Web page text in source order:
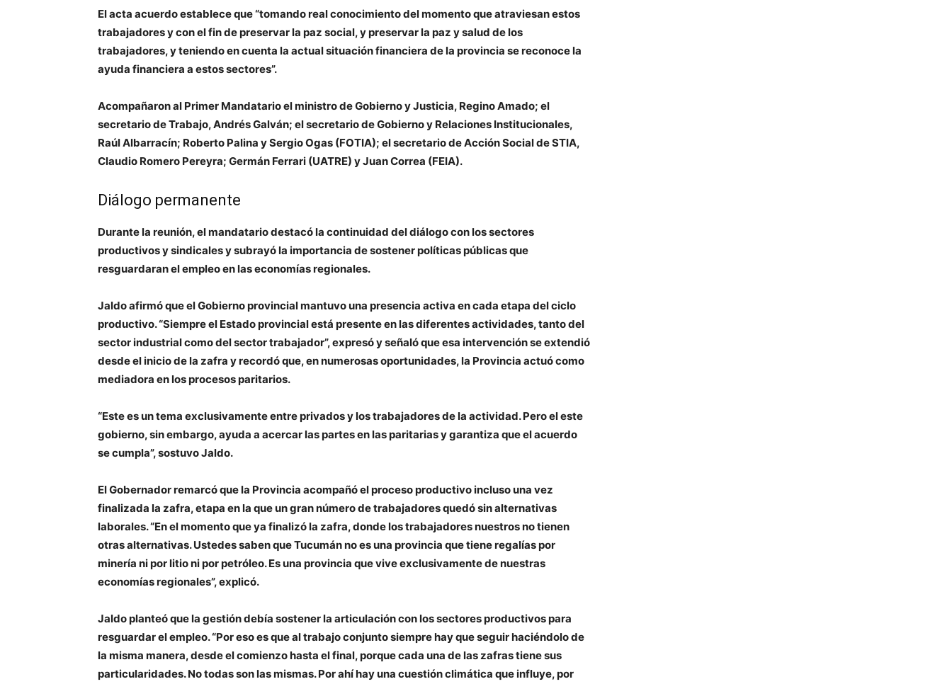
El acta acuerdo establece que“tomando real conocimiento del momento que atraviesan estos
trabajadores y con el fin de preservar la paz social, y preservar la paz y salud de los
trabajadores, y teniendo en cuenta la actual situación financiera de la provincia se reconoce la
ayuda financiera a estos sectores”.
Acompañaron al Primer Mandatario el ministro de Gobierno y Justicia, Regino Amado; el
secretario de Trabajo,Andrés Galván; el secretario de Gobierno y Relaciones Institucionales,
Raúl Albarracín; Roberto Palina ySergio Ogas (FOTIA); el secretario de Acción Social de STIA,
Claudio Romero Pereyra; Germán Ferrari (UATRE) yJuan Correa (FEIA).
Diálogo permanente
Durante la reunión, el mandatario destacó la continuidad del diálogo con los sectores
productivos y sindicales y subrayó la importancia de sostener políticas públicas que
resguardaran el empleo en las economías regionales.
Jaldo afirmó que el Gobierno provincial mantuvo una presencia activa en cada etapa del ciclo
productivo. “Siempre el Estado provincial está presente en las diferentes actividades, tanto del
sector industrial como del sector trabajador”, expresó y señaló que esa intervención se extendió
desde el inicio de la zafra y recordó que, en numerosas oportunidades, la Provincia actuó como
mediadora en los procesos paritarios.
“Este es un tema exclusivamente entre privados y los trabajadores de la actividad. Pero el este
gobierno, sin embargo, ayuda a acercar las partes en las paritarias y garantiza que el acuerdo
se cumpla”, sostuvo Jaldo.
El Gobernador remarcó que la Provincia acompañó el proceso productivo incluso una vez
finalizada la zafra, etapa en la que un gran número de trabajadores quedó sin alternativas
laborales. “En el momento que ya finalizó la zafra, donde los trabajadores nuestros no tienen
otras alternativas. Ustedes saben que Tucumán no es una provincia que tiene regalías por
minería ni por litio ni por petróleo. Es una provincia que vive exclusivamente de nuestras
economías regionales”, explicó.
Jaldo planteó que la gestión debía sostener la articulación con los sectores productivos para
resguardar el empleo. “Por eso es que al trabajo conjunto siempre hay que seguir haciéndolo de
la misma manera, desde el comienzo hasta el final, porque cada una de las zafras tiene sus
particularidades. No todas son las mismas. Por ahí hay una cuestión climática que influye, por